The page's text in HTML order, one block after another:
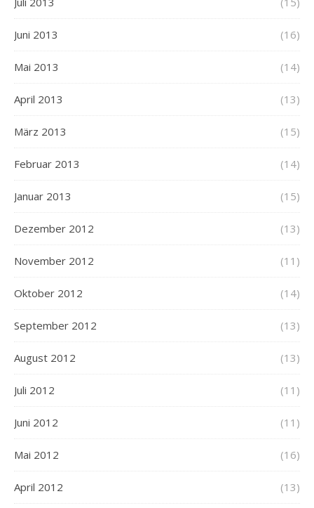
Juni 2013 (16)
Mai 2013 (14)
April 2013 (13)
März 2013 (15)
Februar 2013 (14)
Januar 2013 (15)
Dezember 2012 (13)
November 2012 (11)
Oktober 2012 (14)
September 2012 (13)
August 2012 (13)
Juli 2012 (11)
Juni 2012 (11)
Mai 2012 (16)
April 2012 (13)